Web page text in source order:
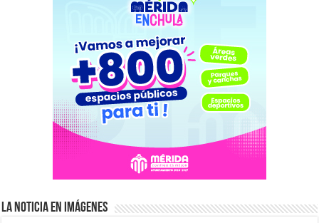
La Noticia en Imágenes